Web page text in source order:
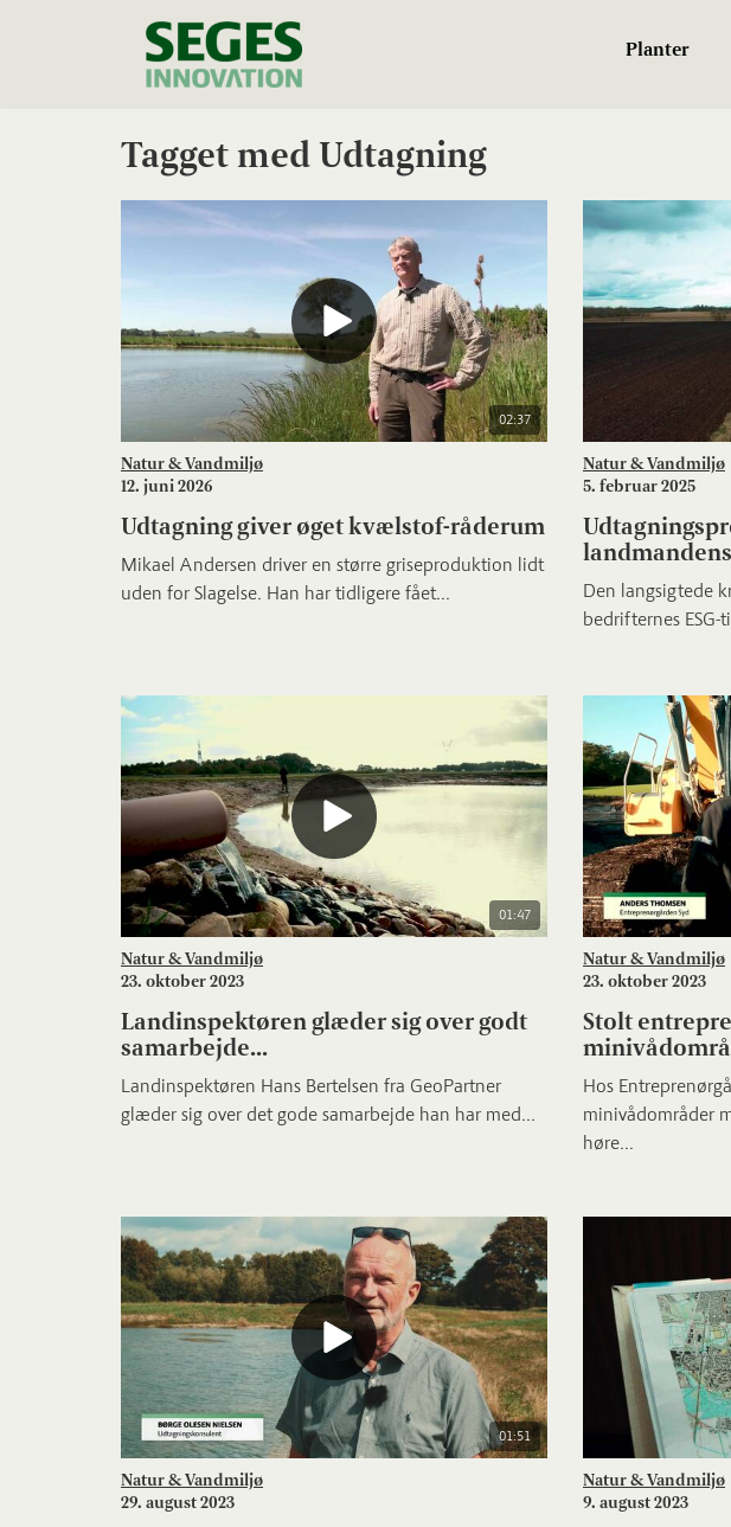
Planter
Tagget med Udtagning
02:37
Natur & Vandmiljø
12. juni 2026
Udtagning giver øget kvælstof-råderum
Mikael Andersen driver en større griseproduktion lidt
uden for Slagelse. Han har tidligere fået...
Natur & Vandmiljø
5. februar 2025
Den langsigtede
bedrifternes
01:47
Natur & Vandmiljø
23. oktober 2023
Landinspektøren glæder sig over godt
samarbejde...
Landinspektøren Hans Bertelsen fra GeoPartner
glæder sig over det gode samarbejde han har med...
Natur & Vandmiljø
23. oktober 2023
Stolt
Hos
minivådområder
høre...
01:51
Natur & Vandmiljø
29. august 2023
Natur & Vandmiljø
9. august 2023